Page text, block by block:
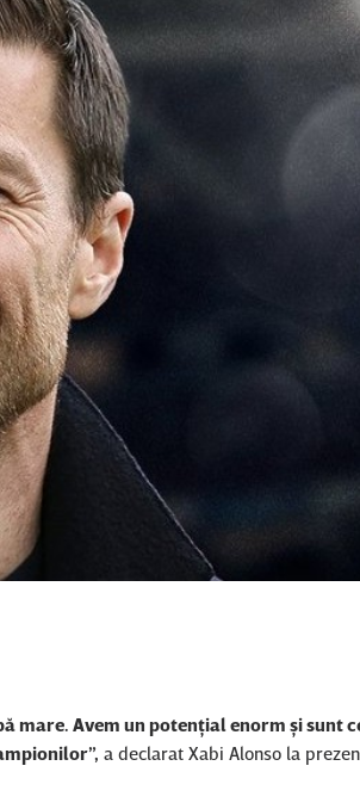
mare. Avem un potenţial enorm şi sunt
a declarat Xabi Alonso la